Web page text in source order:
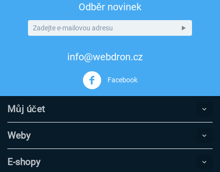
Odběr novinek
info@webdron.cz
Facebook
Můj účet
Weby
E-shopy